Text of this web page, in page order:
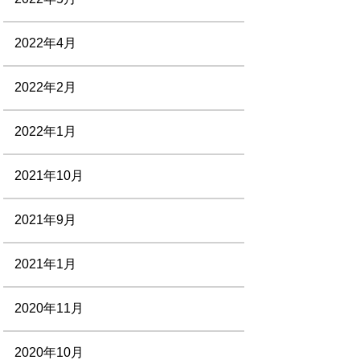
2022年4月
2022年2月
2022年1月
2021年10月
2021年9月
2021年1月
2020年11月
2020年10月